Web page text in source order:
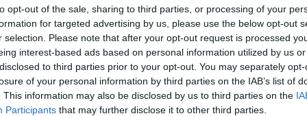
opt-out of the sale, sharing to third parties, or processing of your
for targeted advertising by us, please use the below opt-out
selection. Please note that after your opt-out request is processed
interest-based ads based on personal information utilized by us
to third parties prior to your opt-out. You may separately
of your personal information by third parties on the IAB’s list of
This information may also be disclosed by us to third parties on the
Participants that may further disclose it to other third parties.
β) Απομυθοποιώντας τις επενδύσεων των
του αρχικού σταδίου.
Διπλωματία και την Εξωστρέφεια,
και στοχευμένη δουλειά της κυβέρνησης
τη φήμη της ως αξιόπιστη, δυναμική και